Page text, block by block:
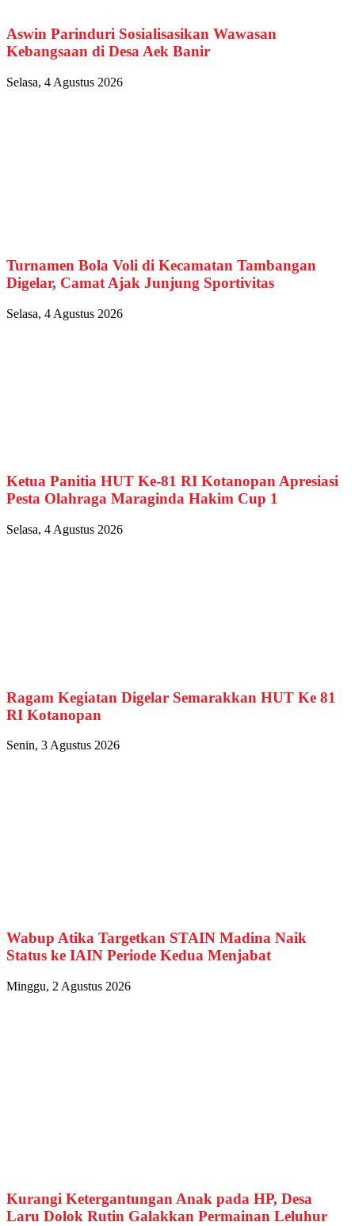
Aswin Parinduri Sosialisasikan Wawasan
Kebangsaan di Desa Aek Banir
Selasa, 4 Agustus 2026
Turnamen Bola Voli di Kecamatan Tambangan
Digelar, Camat Ajak Junjung Sportivitas
Selasa, 4 Agustus 2026
Ketua Panitia HUT Ke-81 RI Kotanopan Apresiasi
Pesta Olahraga Maraginda Hakim Cup 1
Selasa, 4 Agustus 2026
Ragam Kegiatan Digelar Semarakkan HUT Ke 81
RI Kotanopan
Senin, 3 Agustus 2026
Wabup Atika Targetkan STAIN Madina Naik
Status ke IAIN Periode Kedua Menjabat
Minggu, 2 Agustus 2026
Kurangi Ketergantungan Anak pada HP, Desa
Laru Dolok Rutin Galakkan Permainan Leluhur